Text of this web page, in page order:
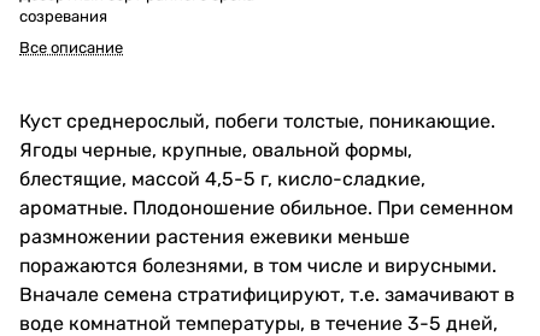
созревания
Все описание
Куст среднерослый, побеги толстые, поникающие.
Ягоды черные, крупные, овальной формы,
блестящие, массой 4,5-5 г, кисло-сладкие,
ароматные. Плодоношение обильное. При семенном
размножении растения ежевики меньше
поражаются болезнями, в том числе и вирусными.
Вначале семена стратифицируют, т.е. замачивают в
воде комнатной температуры, в течение 3-5 дней,